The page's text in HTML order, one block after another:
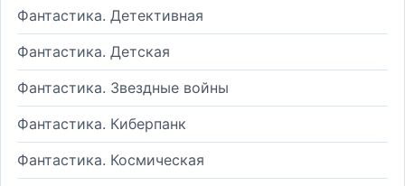
Фантастика. Детективная
Фантастика. Детская
Фантастика. Звездные войны
Фантастика. Киберпанк
Фантастика. Космическая